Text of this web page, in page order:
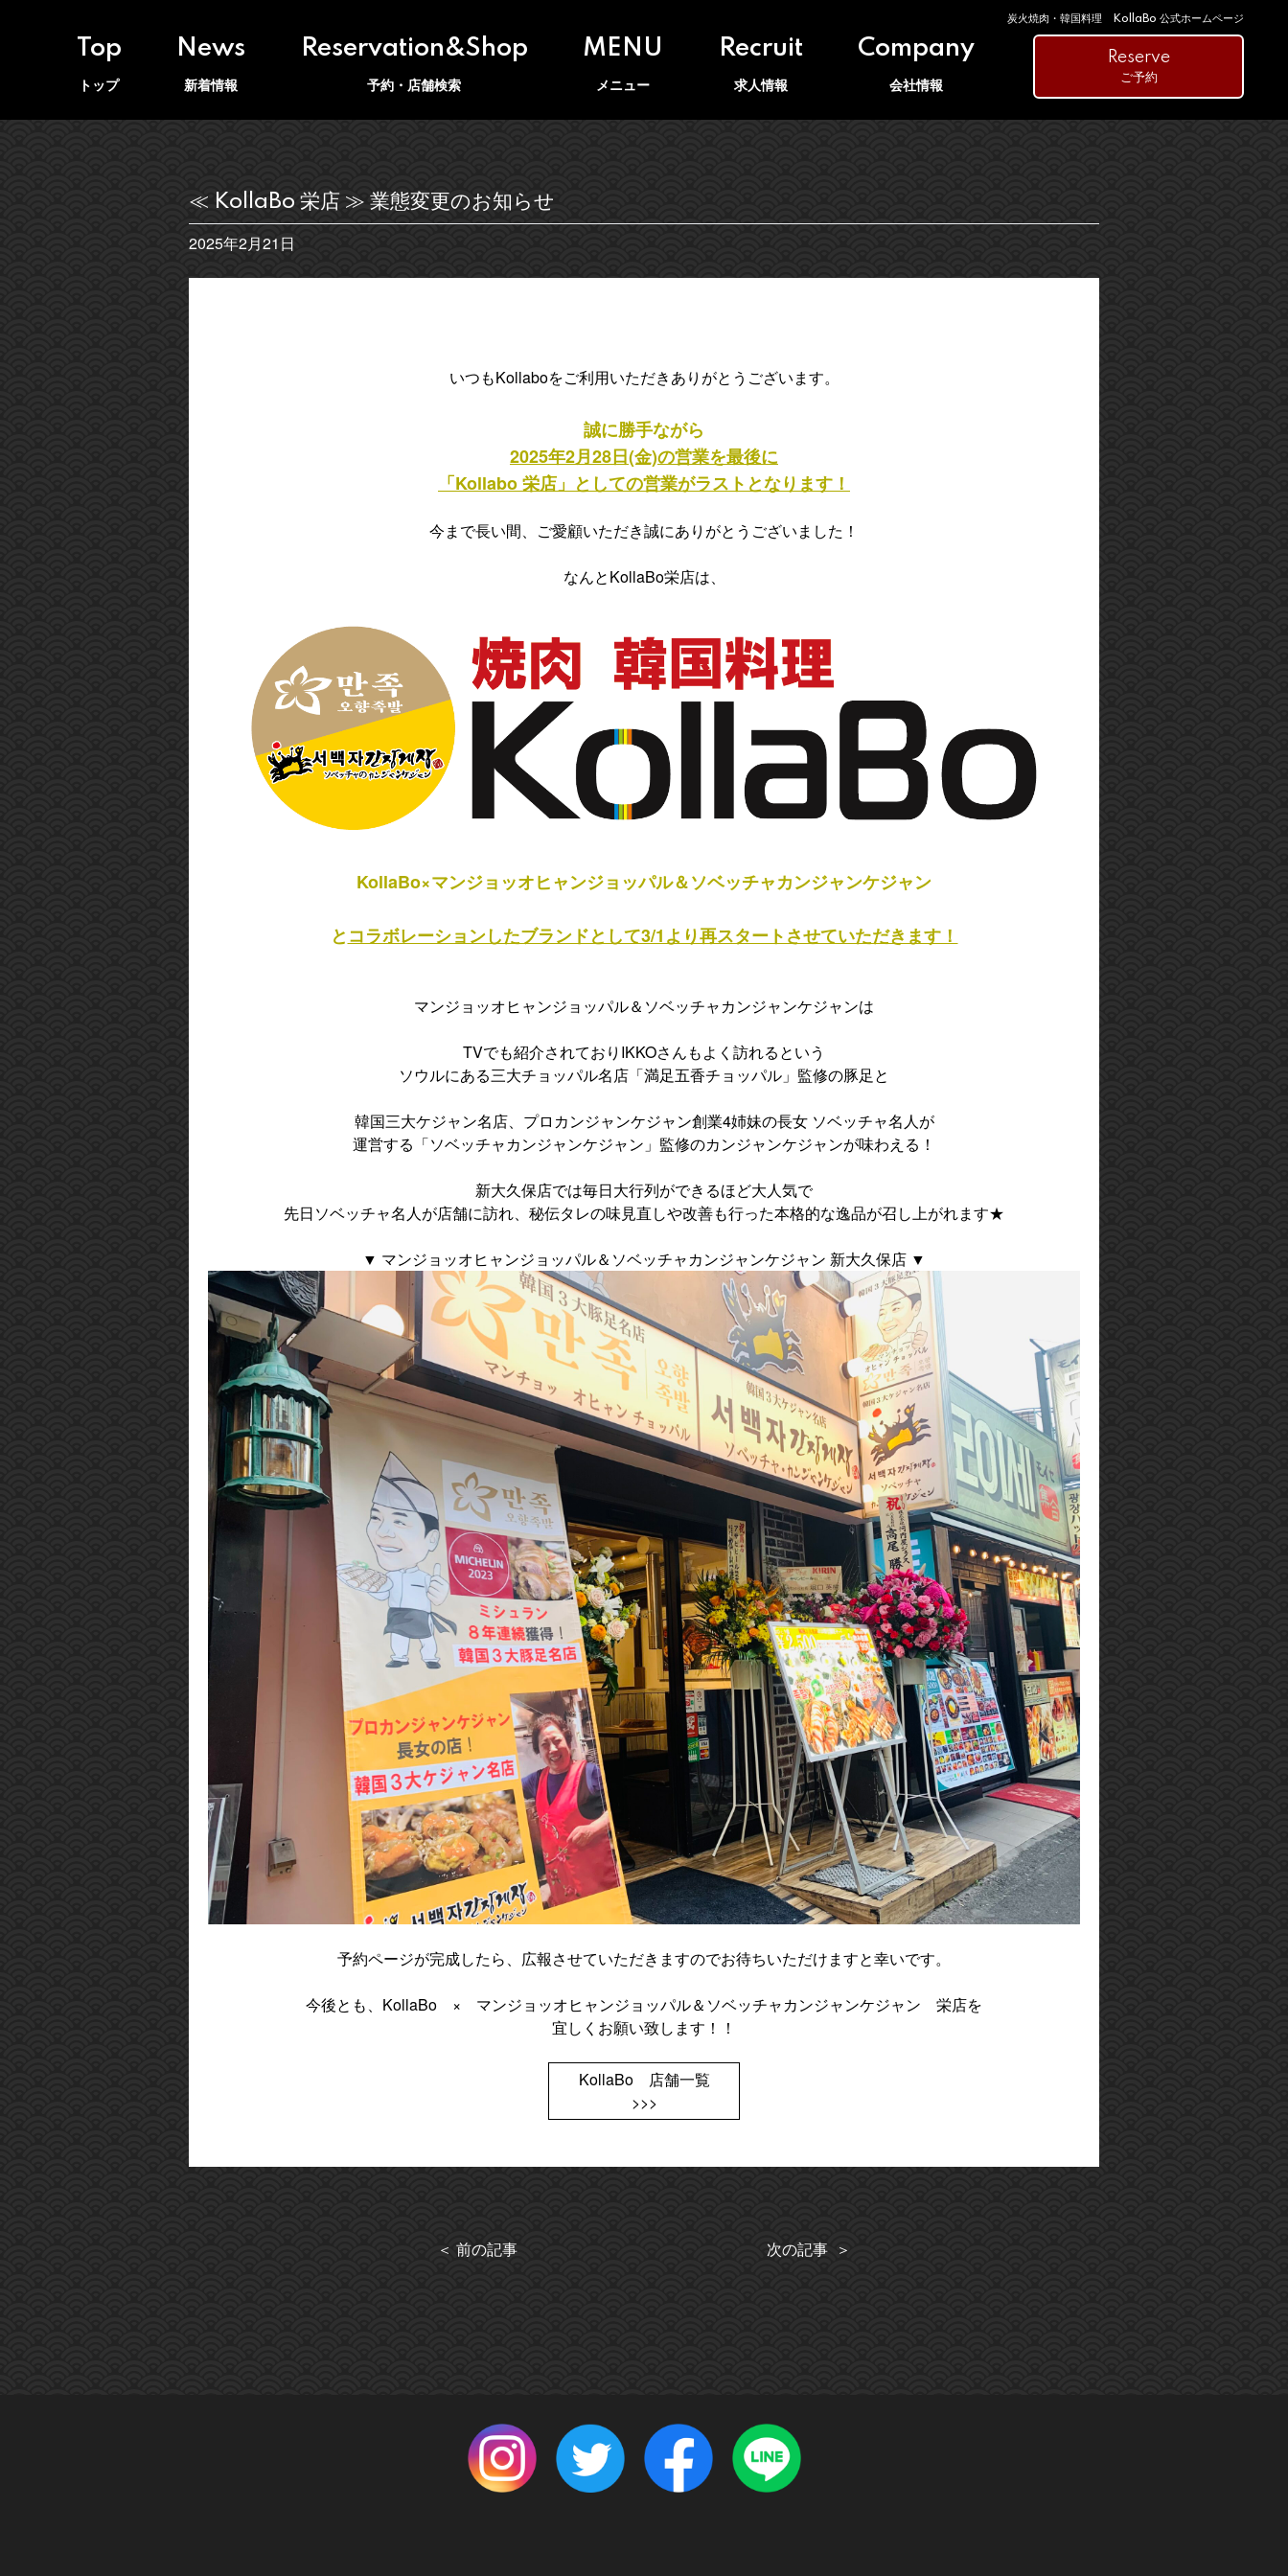
Top
トップ
News
新着情報
Reservation&Shop
予約・店舗検索
MENU
メニュー
Recruit
求人情報
Company
会社情報
炭火焼肉・韓国料理 KollaBo 公式ホームページ
Reserve
ご予約
≪ KollaBo 栄店 ≫ 業態変更のお知らせ
2025年2月21日
いつもKollaboをご利用いただきありがとうございます。
誠に勝手ながら
2025年2月28日(金)の営業を最後に
「Kollabo 栄店」としての営業がラストとなります！
今まで長い間、ご愛顧いただき誠にありがとうございました！
なんとKollaBo栄店は、
KollaBo×マンジョッオヒャンジョッパル＆ソベッチャカンジャンケジャン
とコラボレーションしたブランドとして3/1より再スタートさせていただきます！
マンジョッオヒャンジョッパル＆ソベッチャカンジャンケジャンは
TVでも紹介されておりIKKOさんもよく訪れるという
ソウルにある三大チョッパル名店「満足五香チョッパル」監修の豚足と
韓国三大ケジャン名店、プロカンジャンケジャン創業4姉妹の長女 ソベッチャ名人が
運営する「ソベッチャカンジャンケジャン」監修のカンジャンケジャンが味わえる！
新大久保店では毎日大行列ができるほど大人気で
先日ソベッチャ名人が店舗に訪れ、秘伝タレの味見直しや改善も行った本格的な逸品が召し上がれます★
▼ マンジョッオヒャンジョッパル＆ソベッチャカンジャンケジャン 新大久保店 ▼
予約ページが完成したら、広報させていただきますのでお待ちいただけますと幸いです。
今後とも、KollaBo × マンジョッオヒャンジョッパル＆ソベッチャカンジャンケジャン 栄店を
宜しくお願い致します！！
KollaBo 店舗一覧
>>>
＜ 前の記事 次の記事 ＞